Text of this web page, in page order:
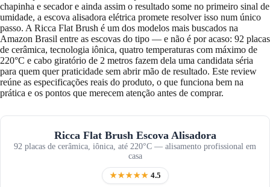
chapinha e secador e ainda assim o resultado some no primeiro sinal de
umidade, a escova alisadora elétrica promete resolver isso num único
passo. A Ricca Flat Brush é um dos modelos mais buscados na
Amazon Brasil entre as escovas do tipo — e não é por acaso: 92 placas
de cerâmica, tecnologia iônica, quatro temperaturas com máximo de
220°C e cabo giratório de 2 metros fazem dela uma candidata séria
para quem quer praticidade sem abrir mão de resultado. Este review
reúne as especificações reais do produto, o que funciona bem na
prática e os pontos que merecem atenção antes de comprar.
Ricca Flat Brush Escova Alisadora
92 placas de cerâmica, iônica, até 220°C — alisamento profissional em
casa
★★★★★ 4.5